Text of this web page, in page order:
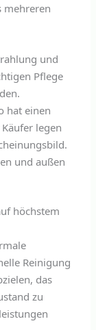
mehreren
und
Pflege
hat einen
legen
und außen
höchstem
Reinigung
das
zu